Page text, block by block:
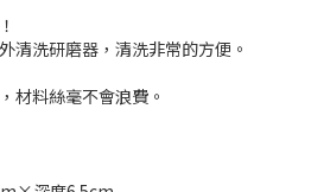
清洗研磨器，清洗非常的方便。
材料絲毫不會浪費。